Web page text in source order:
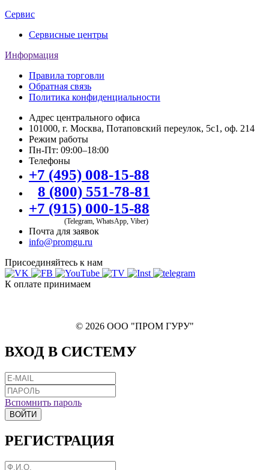
Сервис
Сервисные центры
Информация
Правила торговли
Обратная связь
Политика конфиденциальности
Адрес центрального офиса
101000, г. Москва, Потаповский переулок, 5с1, оф. 214
Режим работы
Пн-Пт: 09:00–18:00
Телефоны
+7 (495) 008-15-88
8 (800) 551-78-81
+7 (915) 000-15-88
(Telegram, WhatsApp, Viber)
Почта для заявок
info@promgu.ru
Присоединяйтесь к нам
К оплате принимаем
© 2026 ООО "ПРОМ ГУРУ"
ВХОД В СИСТЕМУ
Вспомнить пароль
ВОЙТИ
РЕГИСТРАЦИЯ